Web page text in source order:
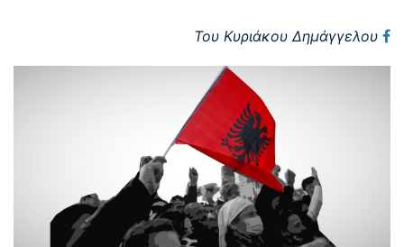
Του Κυριάκου Δημάγγελου